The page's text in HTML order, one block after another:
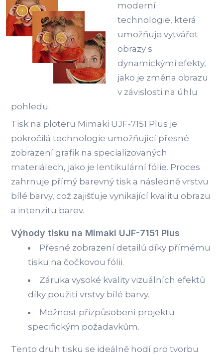
moderní
technologie, která
umožňuje vytvářet
obrazy s
dynamickými efekty,
jako je změna obrazu
v závislosti na úhlu
pohledu.
Tisk na ploteru Mimaki UJF-7151 Plus je
pokročilá technologie umožňující přesné
zobrazení grafik na specializovaných
materiálech, jako je lentikulární fólie. Proces
zahrnuje přímý barevný tisk a následně vrstvu
bílé barvy, což zajišťuje vynikající kvalitu obrazu
a intenzitu barev.
Výhody tisku na Mimaki UJF-7151 Plus
Přesné zobrazení detailů díky přímému
tisku na čočkovou fólii.
Záruka vysoké kvality vizuálních efektů
díky použití vrstvy bílé barvy.
Možnost přizpůsobení projektu
specifickým požadavkům.
Tento druh tisku se ideálně hodí pro tvorbu